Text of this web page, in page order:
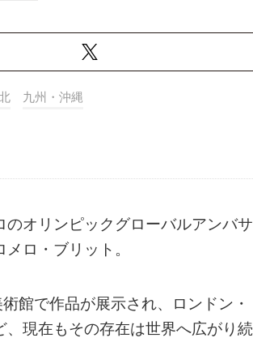
九州・沖縄
オリンピックグローバルアンバサ
ロ・ブリット。
館で作品が展示され、ロンドン・
現在もその存在は世界へ広がり続